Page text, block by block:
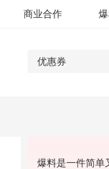
商业合作
爆料是一件简单